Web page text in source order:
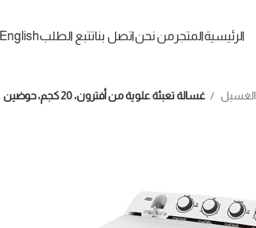
الرئيسيةالمتجر من نحناتصل بناتتبع الطلبEnglish
الغسيل غسالة تعبئة علوية من أفترون، 20 كجم، حوضين